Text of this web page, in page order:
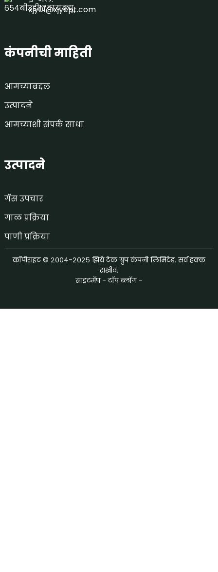
xjy01@xjyept.com
कंपनीची माहिती
आमच्याबद्दल
उत्पादने
आमच्याशी संपर्क साधा
उत्पादने
गॅस उपचार
गाळ प्रक्रिया
पाणी प्रक्रिया
कॉपीराइट © २००४-२०२५ झिये टेक ग्रुप कंपनी लिमिटेड. सर्व हक्क
राखीव.
साइटमॅप-टॉप ब्लॉग -